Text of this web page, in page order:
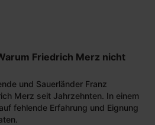
Friedrich Merz nicht
und Sauerländer Franz
Merz seit Jahrzehnten. In einem
fehlende Erfahrung und Eignung